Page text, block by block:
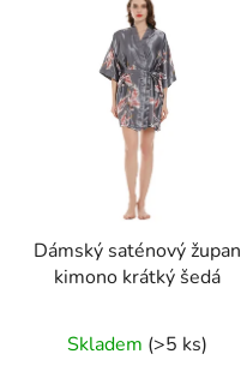
Dámský saténový župan
kimono krátký šedá
Skladem (>5 ks)